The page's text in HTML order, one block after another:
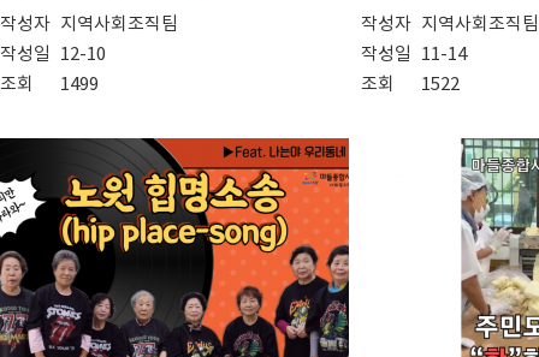
작성자 지역사회조직팀
작성일
12-10
조회
1499
작성자 지역사회조직팀
작성일
11-14
조회
1522